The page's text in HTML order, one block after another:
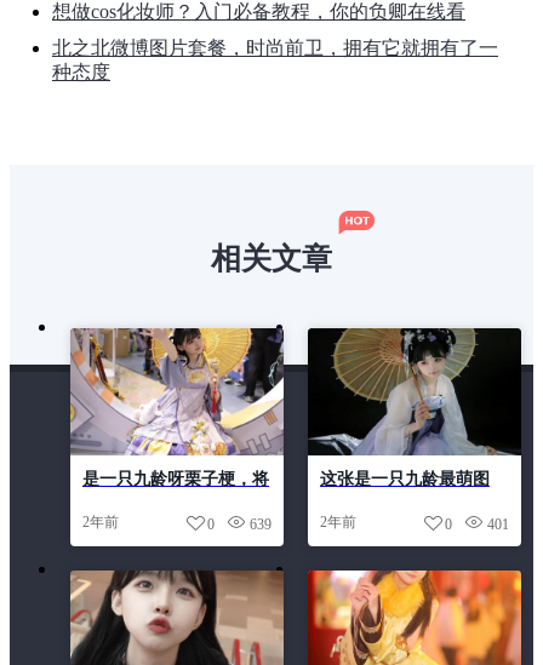
想做cos化妆师？入门必备教程，你的负卿在线看
北之北微博图片套餐，时尚前卫，拥有它就拥有了一
种态度
相关文章
是一只九龄呀栗子梗，将
2年前 639
0
这张是一只九龄最萌图
息。
2年前 401
0